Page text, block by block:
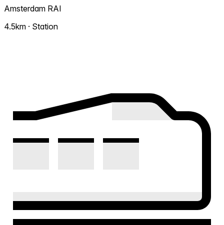
Amsterdam RAI
4.5km · Station